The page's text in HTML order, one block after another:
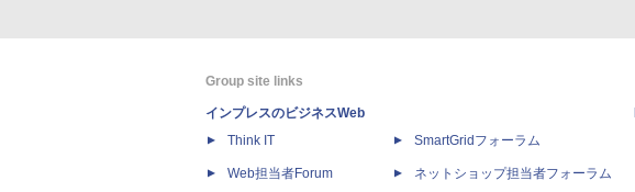
Group site links
インプレスのビジネスWeb
Think IT
Web担当者Forum
SmartGridフォーラム
ネットショップ担当者フォーラム